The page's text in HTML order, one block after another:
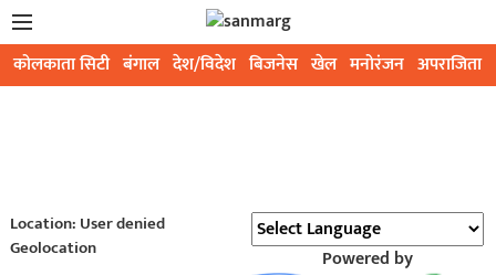
कोलकाता सिटी बंगाल देश/विदेश बिजनेस खेल मनोरंजन अपराजिता
Location: User denied
Geolocation
Powered by